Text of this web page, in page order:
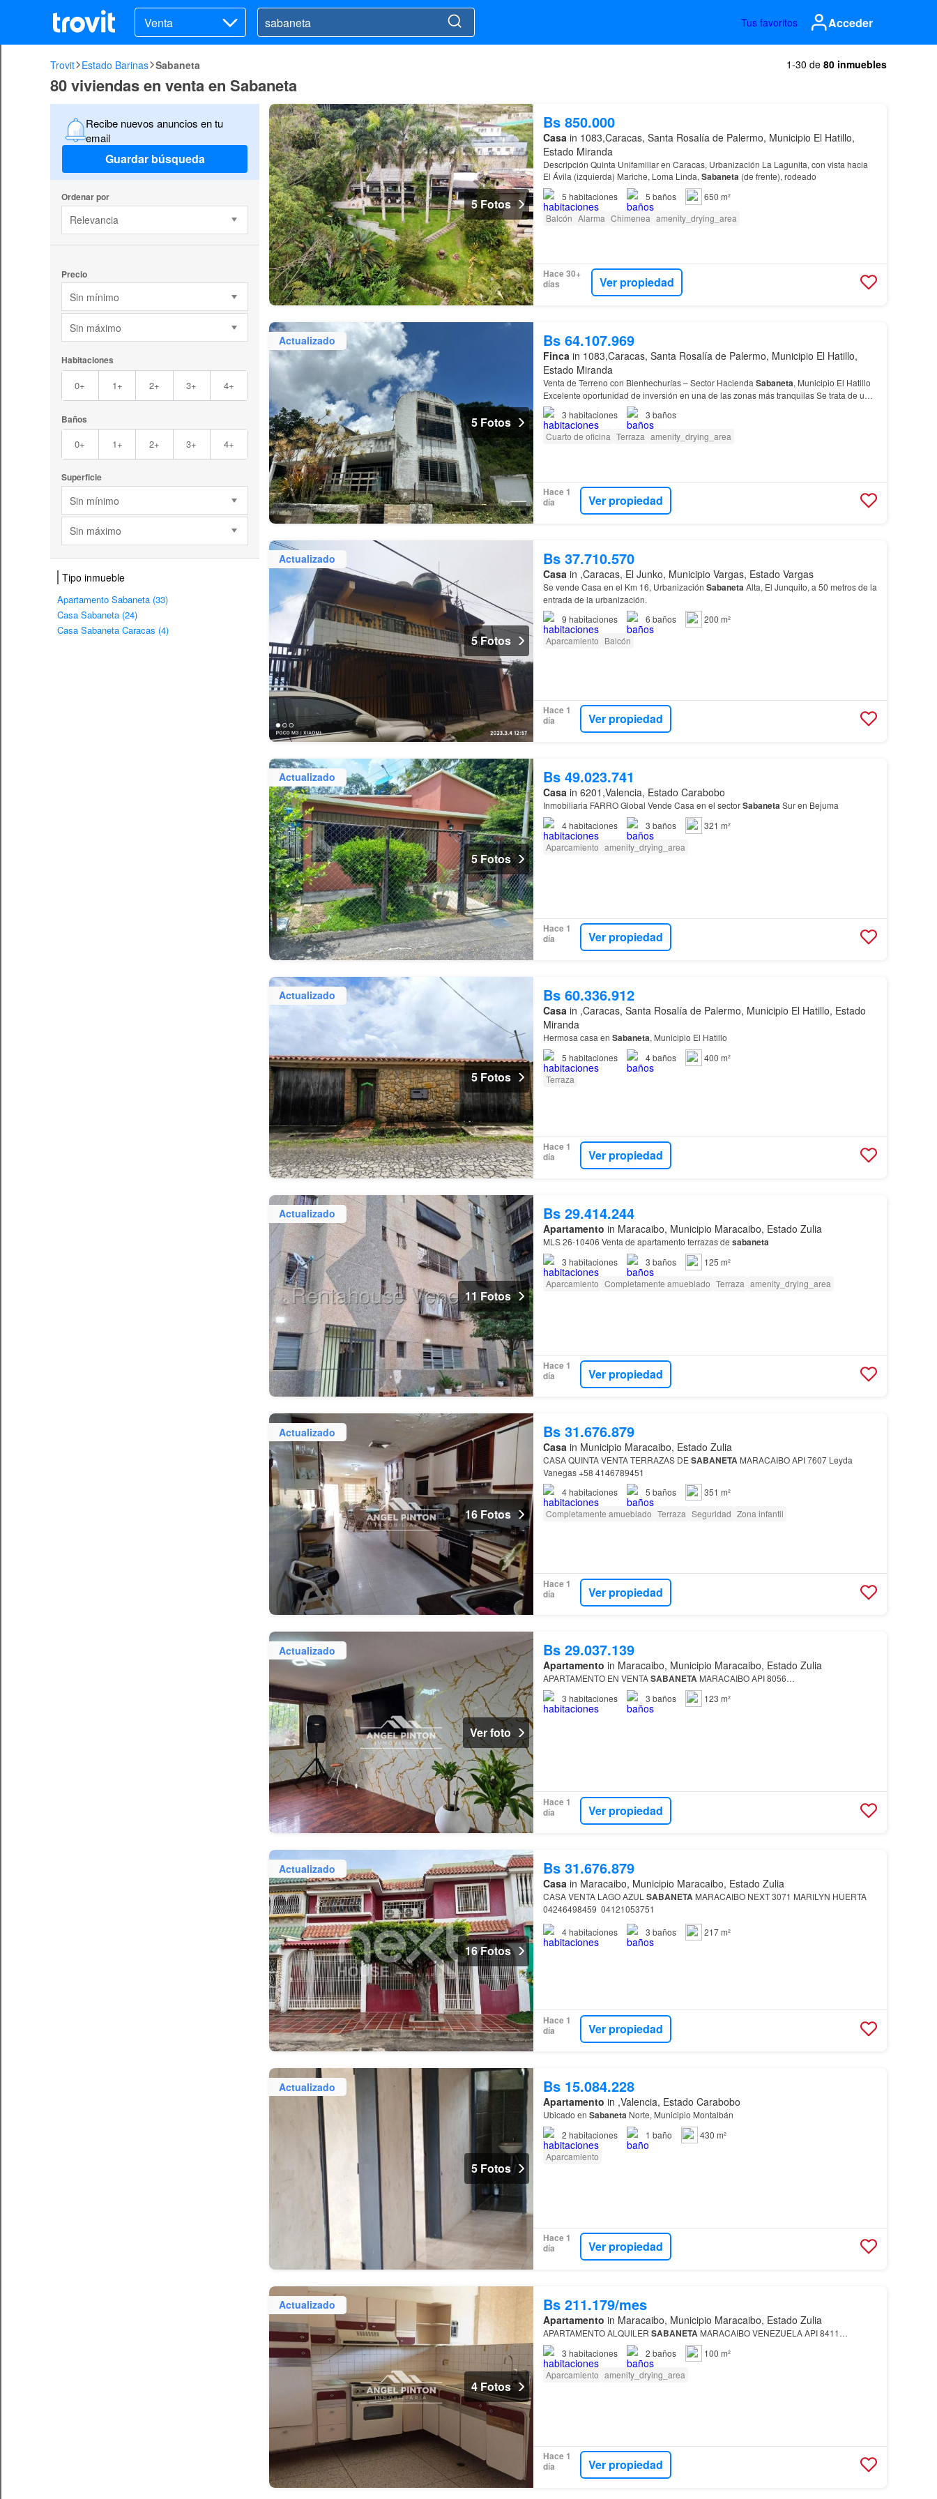
Venta Tus favoritos Acceder
Trovit Estado Barinas Sabaneta 1-30 de 80 inmuebles
80 viviendas en venta en Sabaneta
Recibe nuevos anuncios en tu
email
Guardar búsqueda
Ordenar por
Relevancia
Precio
Sin mínimo
Sin máximo
Habitaciones
0+ 1+ 2+ 3+ 4+
Baños
0+ 1+ 2+ 3+ 4+
Superficie
Sin mínimo
Sin máximo
Tipo inmueble
Apartamento Sabaneta (33)
Casa Sabaneta (24)
Casa Sabaneta Caracas (4)
5 Fotos
Bs 850.000
Casain 1083,Caracas, Santa Rosalía de Palermo, Municipio El Hatillo,
Estado Miranda
Descripción Quinta Unifamiliar en Caracas, Urbanización La Lagunita, con vista hacia
El Ávila (izquierda) Mariche, Loma Linda, Sabaneta (de frente), rodeado
5 habitaciones 5 baños
650 m²
Balcón Alarma Chimenea amenity_drying_area
Hace 30+
días
Ver propiedad
Actualizado
5 Fotos
Bs 64.107.969
Finca in 1083,Caracas, Santa Rosalía de Palermo, Municipio El Hatillo,
Estado Miranda
Venta de Terreno con Bienhechurías – Sector Hacienda Sabaneta, Municipio El Hatillo
Excelente oportunidad de inversión en una de las zonas más tranquilas Se trata de un
amplio lote de terreno de 1.864,78 m², ubicado en el Sec…
3 habitaciones 3 baños
Cuarto de oficina Terraza amenity_drying_area
Hace 1
día
Ver propiedad
Actualizado
5 Fotos
Bs 37.710.570
Casa in ,Caracas, El Junko, Municipio Vargas, Estado Vargas
Se vende Casa en el Km 16, Urbanización SabanetaAlta, El Junquito, a 50 metros de la
entrada de la urbanización.
9 habitaciones 6 baños
200 m²
Aparcamiento Balcón
Hace 1
día
Ver propiedad
Actualizado
5 Fotos
Bs 49.023.741
Casa in 6201,Valencia, Estado Carabobo
Inmobiliaria FARRO Global Vende Casa en el sectorSabanetaSur en Bejuma
4habitaciones 3 baños
321 m²
Aparcamiento amenity_drying_area
Hace 1
día
Ver propiedad
Actualizado
5 Fotos
Bs 60.336.912
Casa in ,Caracas, Santa Rosalía de Palermo, Municipio El Hatillo, Estado
Miranda
Hermosa casa en Sabaneta, Municipio El Hatillo
5 habitaciones 4baños
400 m²
Terraza
Hace 1
día
Ver propiedad
Actualizado
11 Fotos
Bs 29.414.244
Apartamento in Maracaibo, Municipio Maracaibo, Estado Zulia
MLS 26-10406 Venta de apartamento terrazas de sabaneta
3 habitaciones 3 baños
125 m²
Aparcamiento Completamente amueblado Terraza amenity_drying_area
Hace 1
día
Ver propiedad
Actualizado
16 Fotos
Bs 31.676.879
Casain Municipio Maracaibo, Estado Zulia
CASA QUINTA VENTA TERRAZAS DE SABANETA MARACAIBO API 7607 Leyda
Vanegas +58 4146789451
4habitaciones 5 baños
351 m²
Completamente amueblado Terraza Seguridad Zona infantil
Hace 1
día
Ver propiedad
Actualizado
Ver foto
Bs 29.037.139
Apartamento in Maracaibo, Municipio Maracaibo, Estado Zulia
APARTAMENTO EN VENTASABANETA MARACAIBO API 8056…
3 habitaciones 3 baños 123 m²
Hace 1
día
Ver propiedad
Actualizado
16 Fotos
Bs 31.676.879
Casain Maracaibo, Municipio Maracaibo, Estado Zulia
CASA VENTA LAGO AZUL SABANETA MARACAIBO NEXT 3071 MARILYN HUERTA
04246498459  04121053751
4habitaciones 3 baños 217 m²
Hace 1
día
Ver propiedad
Actualizado
5 Fotos
Bs 15.084.228
Apartamento in ,Valencia, Estado Carabobo
Ubicado en Sabaneta Norte, Municipio Montalbán
2 habitaciones 1 baño
430 m²
Aparcamiento
Hace 1
día
Ver propiedad
Actualizado
4 Fotos
Bs 211.179/mes
Apartamento in Maracaibo, Municipio Maracaibo, Estado Zulia
APARTAMENTO ALQUILER SABANETA MARACAIBO VENEZUELA API 8411…
3 habitaciones 2 baños
100 m²
Aparcamiento amenity_drying_area
Hace 1
día
Ver propiedad